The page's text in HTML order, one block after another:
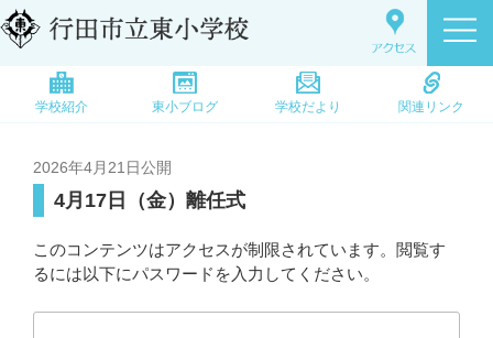
学校紹介 東小ブログ 学校だより 関連リンク
2026年4月21日公開
4月17日（金）離任式
このコンテンツはアクセスが制限されています。閲覧す
るには以下にパスワードを入力してください。